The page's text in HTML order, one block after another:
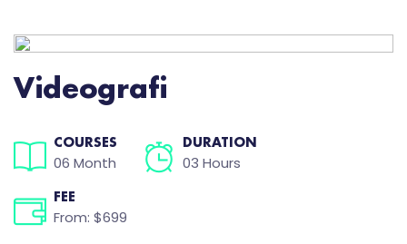
Videografi
COURSES
06 Month
DURATION
03 Hours
FEE
From: $699